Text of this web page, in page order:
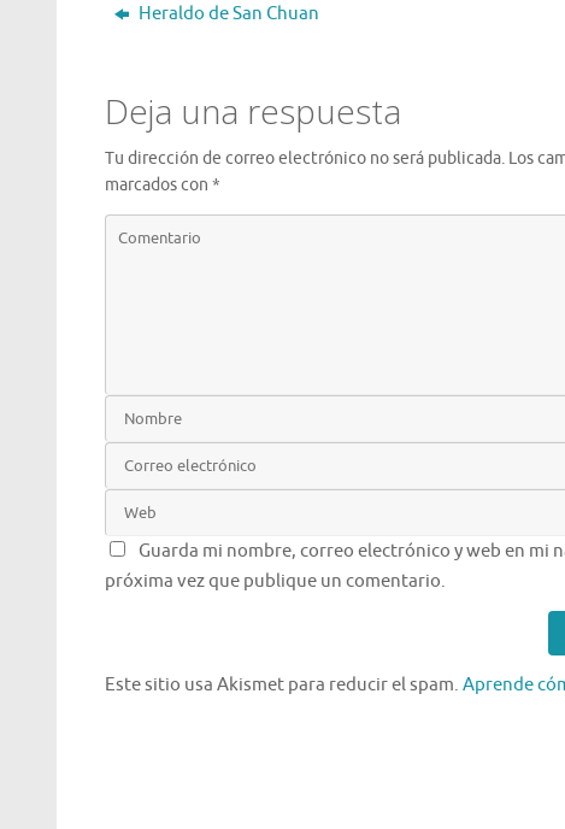
Heraldo de San Chuan
Deja una respuesta
Tu dirección de correo electrónico no será publicada. Los
marcados con *
Guarda mi nombre, correo electrónico y web en mi
próxima vez que publique un comentario.
Este sitio usa Akismet para reducir el spam. Aprende